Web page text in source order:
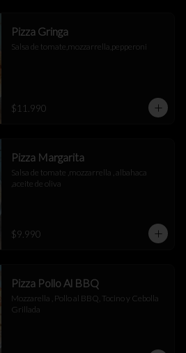
Pizza Gringa
Salsa de tomate,mozzarrella,pepperoni
$11.990
Pizza Margarita
Salsa de tomate ,mozzarrella , albahaca
,aceite de oliva
$9.990
Pizza Pollo Al BBQ
Mozzarella , Pollo al BBQ, Tocino y Cebolla
Grillada